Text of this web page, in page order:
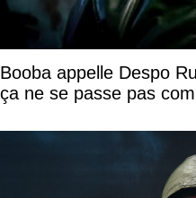
Booba appelle Despo
ça ne se passe pas